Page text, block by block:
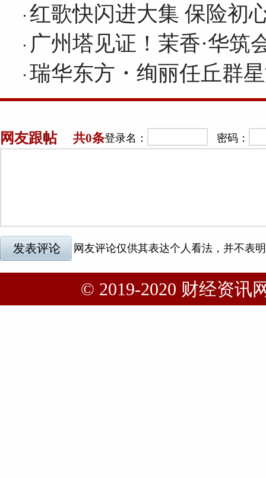
红歌快闪进大集 保险
广州塔见证！茉香·华筑
瑞华东方・绚丽任丘群
© 2019-2020 财经资讯